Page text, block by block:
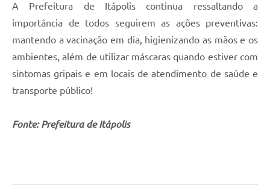
Arquivos para Download
Carta de Serviços
Notícias
Turismo
Projetos
A Prefeitura de Itápolis continua ressaltando a
importância de todos seguirem as ações preventivas:
mantendo a vacinação em dia, higienizando as mãos e os
ambientes, além de utilizar máscaras quando estiver com
sintomas gripais e em locais de atendimento de saúde e
transporte público!
Fonte: Prefeitura de Itápolis